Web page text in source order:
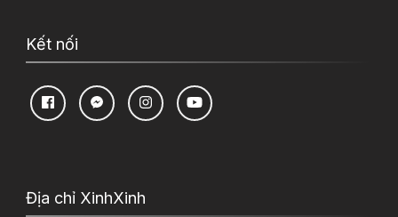
Kết nối
Địa chỉ XinhXinh